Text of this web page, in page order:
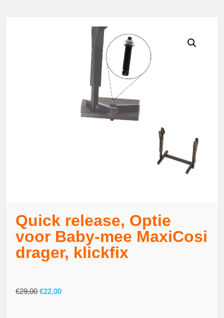
Quick release, Optie
voor Baby-mee MaxiCosi
drager, klickfix
€29,00 €22,00